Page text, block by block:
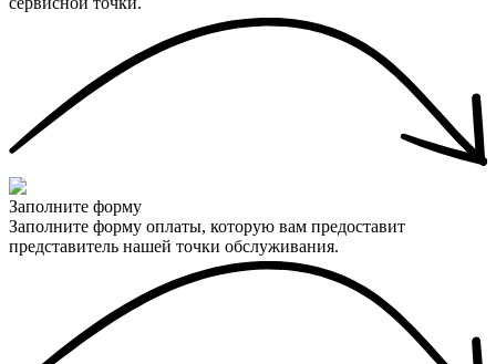
Заполните форму
Заполните форму оплаты, которую вам предоставит
представитель нашей точки обслуживания.